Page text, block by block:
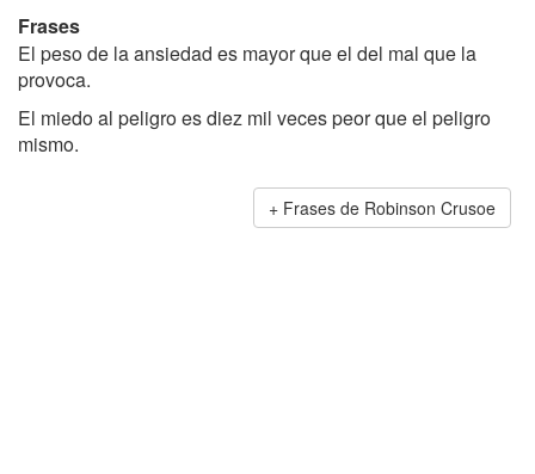
Frases
El peso de la ansiedad es mayor que el del mal que la
provoca.
El miedo al peligro es diez mil veces peor que el peligro
mismo.
Frases de Robinson Crusoe